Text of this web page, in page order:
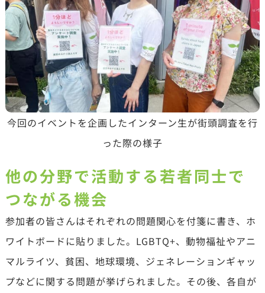
今回のイベントを企画したインターン生が街頭調査を行
った際の様子
他の分野で活動する若者同士で
つながる機会
参加者の皆さんはそれぞれの問題関心を付箋に書き、ホ
ワイトボードに貼りました。LGBTQ+、動物福祉やアニ
マルライツ、貧困、地球環境、ジェネレーションギャッ
プなどに関する問題が挙げられました。その後、各自が